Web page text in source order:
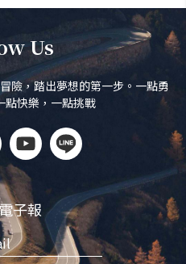
Us
險，踏出夢想的第一步。一點勇
點快樂，一點挑戰
子報